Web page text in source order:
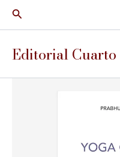
Buscar
Editorial